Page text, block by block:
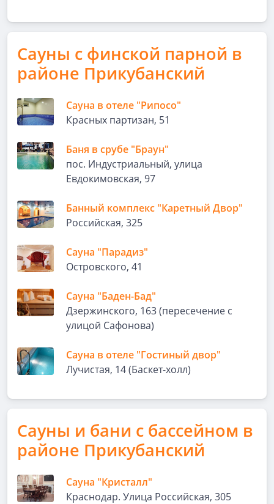
Сауны с финской парной в
районе Прикубанский
Сауна в отеле "Рипосо"
Красных партизан, 51
Баня в срубе "Браун"
пос. Индустриальный, улица
Евдокимовская, 97
Банный комплекс "Каретный Двор"
Российская, 325
Сауна "Парадиз"
Островского, 41
Сауна "Баден-Бад"
Дзержинского, 163 (пересечение с
улицой Сафонова)
Сауна в отеле "Гостиный двор"
Лучистая, 14 (Баскет-холл)
Сауны и бани с бассейном в
районе Прикубанский
Сауна "Кристалл"
Краснодар. Улица Российская, 305